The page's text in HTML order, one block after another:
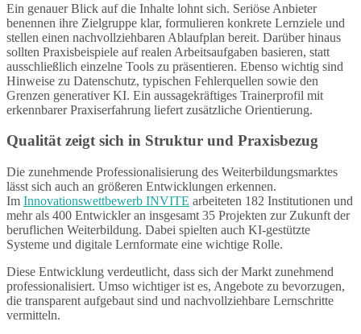
Ein genauer Blick auf die Inhalte lohnt sich. Seriöse Anbieter
benennen ihre Zielgruppe klar, formulieren konkrete Lernziele und
stellen einen nachvollziehbaren Ablaufplan bereit. Darüber hinaus
sollten Praxisbeispiele auf realen Arbeitsaufgaben basieren, statt
ausschließlich einzelne Tools zu präsentieren. Ebenso wichtig sind
Hinweise zu Datenschutz, typischen Fehlerquellen sowie den
Grenzen generativer KI. Ein aussagekräftiges Trainerprofil mit
erkennbarer Praxiserfahrung liefert zusätzliche Orientierung.
Qualität zeigt sich in Struktur und Praxisbezug
Die zunehmende Professionalisierung des Weiterbildungsmarktes
lässt sich auch an größeren Entwicklungen erkennen.
Im Innovationswettbewerb INVITE arbeiteten 182 Institutionen und
mehr als 400 Entwickler an insgesamt 35 Projekten zur Zukunft der
beruflichen Weiterbildung. Dabei spielten auch KI-gestützte
Systeme und digitale Lernformate eine wichtige Rolle.
Diese Entwicklung verdeutlicht, dass sich der Markt zunehmend
professionalisiert. Umso wichtiger ist es, Angebote zu bevorzugen,
die transparent aufgebaut sind und nachvollziehbare Lernschritte
vermitteln.